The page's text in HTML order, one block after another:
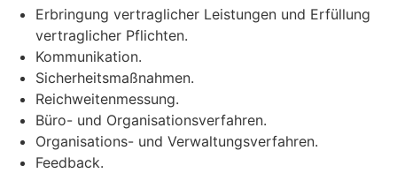
Erbringung vertraglicher Leistungen und Erfüllung
vertraglicher Pflichten.
Kommunikation.
Sicherheitsmaßnahmen.
Reichweitenmessung.
Büro- und Organisationsverfahren.
Organisations- und Verwaltungsverfahren.
Feedback.